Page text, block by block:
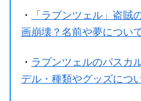
・
「ラプンツェル」盗賊
画崩壊？名前や夢につい
・ ラプンツェルのパスカ
デル・種類やグッズにつ